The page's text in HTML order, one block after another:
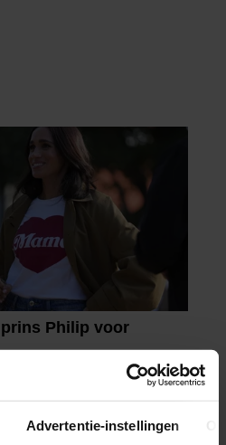
Advertentie-instellingen